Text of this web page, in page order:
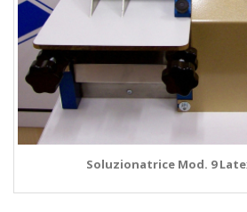
Soluzionatrice Mod. 9